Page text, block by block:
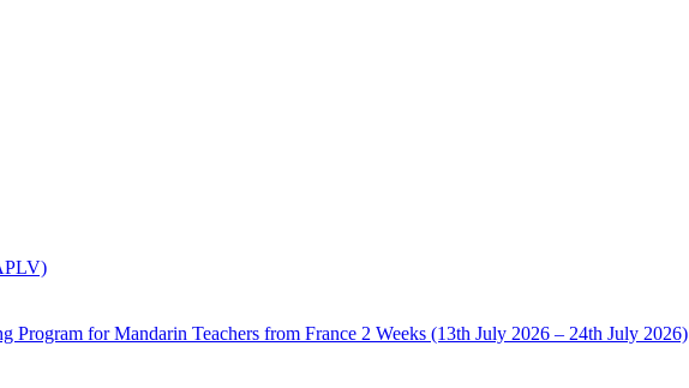
for Mandarin Teachers from France 2 Weeks (13th July 2026 – 24th July 2026)